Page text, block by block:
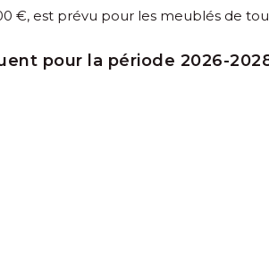
€, est prévu pour les meublés de
pour la période 2026-